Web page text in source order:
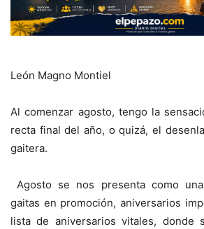
León Magno Montiel
Al comenzar agosto, tengo la
recta final del año, o quizá, el
gaitera.
Agosto se nos presenta como
gaitas en promoción, aniversarios
lista de aniversarios vitales, donde